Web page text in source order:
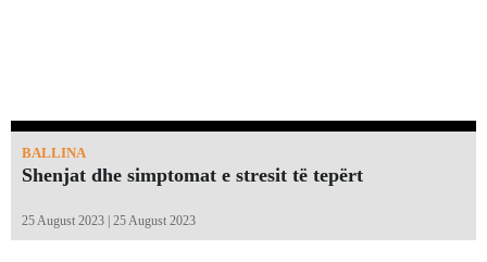
BALLINA
Shenjat dhe simptomat e stresit të tepërt
25 August 2023 | 25 August 2023